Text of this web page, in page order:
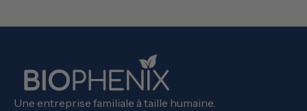
Une entreprise familiale à taille humaine.